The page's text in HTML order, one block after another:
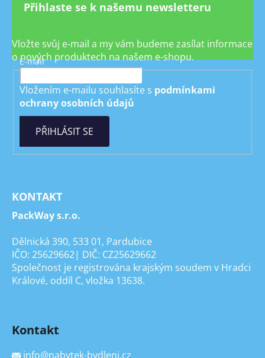
Přihlaste se k našemu newsletteru
Vložte svůj e-mail a my vám budeme zasílat informace
o nových produktech na našem e-shopu.
E-mail
Vložením e-mailu souhlasíte s podmínkami
ochrany osobních údajů
PŘIHLÁSIT SE
KONTAKT
PackWay s.r.o.
Dělnická 390, 533 01, Pardubice
IČO: 25629662| DIČ: CZ25629662
Společnost je registrována krajským soudem v Hradci
Králové, oddíl C, vložka 13638.
Kontakt
info@nabytek-bydleni.cz